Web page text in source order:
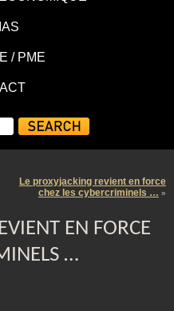
/ PME
Le proxyjacking revient en force
chez les cybercriminels … »
EN FORCE
…